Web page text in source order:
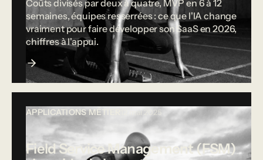
Coûts divisés par deux à quatre, MVP en 6 à 12
semaines, équipes resserrées : ce que l'IA change
vraiment pour faire développer son SaaS en 2026,
chiffres à l'appui.
APPLICATIONS MÉTIER 12 mai 2025
Field Service Management (FSM)